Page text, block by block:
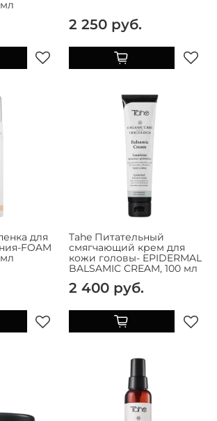
2 250 руб.
для
FOAM
Tahe Питательный
смягчающий крем для
кожи головы- EPIDERMAL
BALSAMIC CREAM, 100 мл
2 400 руб.